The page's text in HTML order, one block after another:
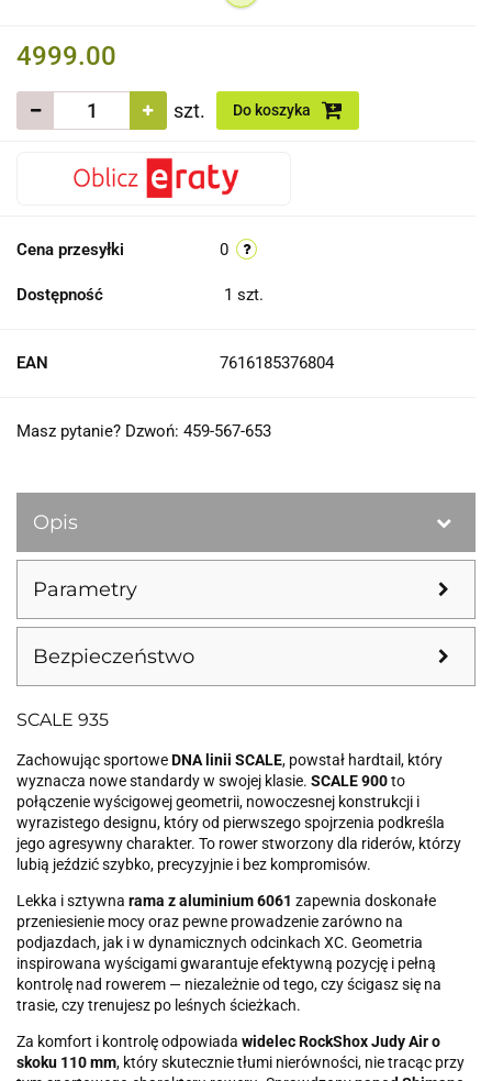
4999.00
szt. Do koszyka
Cena przesyłki 0
Dostępność 1 szt.
EAN 7616185376804
Masz pytanie? Dzwoń: 459-567-653
Opis
Parametry
Bezpieczeństwo
SCALE 935
Zachowując sportoweDNA linii SCALE, powstał hardtail, który
wyznacza nowe standardy w swojej klasie. SCALE 900to
połączenie wyścigowej geometrii, nowoczesnej konstrukcji i
wyrazistego designu, który od pierwszego spojrzenia podkreśla
jego agresywny charakter. To rower stworzony dla riderów, którzy
lubią jeździć szybko, precyzyjnie i bez kompromisów.
Lekka i sztywna rama z aluminium 6061 zapewnia doskonałe
przeniesienie mocy oraz pewne prowadzenie zarówno na
podjazdach, jak i w dynamicznych odcinkach XC. Geometria
inspirowana wyścigami gwarantuje efektywną pozycję i pełną
kontrolę nad rowerem — niezależnie od tego, czy ścigasz się na
trasie, czy trenujesz po leśnych ścieżkach.
Za komfort i kontrolę odpowiada widelec RockShox Judy Air o
skoku 110 mm, który skutecznie tłumi nierówności, nie tracąc przy